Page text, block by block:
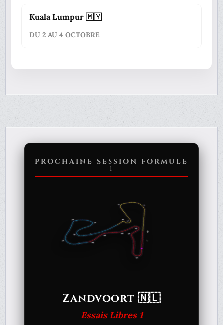
Kuala Lumpur 🇲🇾
DU 2 AU 4 OCTOBRE
PROCHAINE SESSION FORMULE
1
Zandvoort 🇳🇱
Essais Libres 1